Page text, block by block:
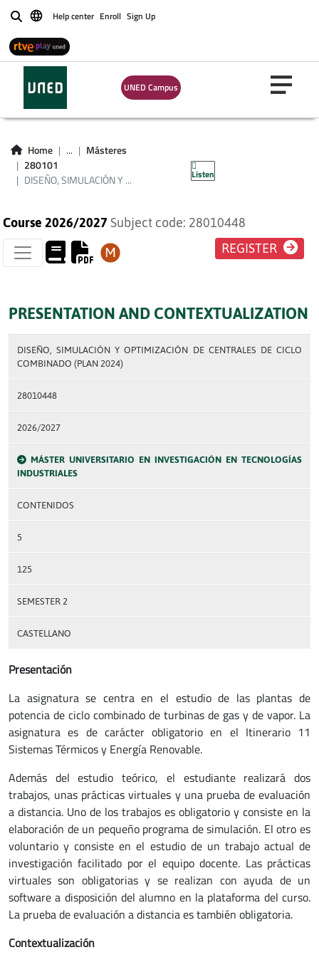
BuscarHelp center Enroll Sign Up
UNED Campus
Home ...
Másteres
280101
DISEÑO, SIMULACIÓN Y ...
Listen
SIMULACIÓN Y
OPTIMIZACIÓN DE
CENTRALES DE
CICLO COMBINADO
(PLAN 2024)
Course 2026/2027 Subject code: 28010448
REGISTER
PRESENTATION AND CONTEXTUALIZATION
DISEÑO, SIMULACIÓN Y OPTIMIZACIÓN DE CENTRALES DE CICLO
COMBINADO (PLAN 2024)
28010448
2026/2027
MÁSTER UNIVERSITARIO EN INVESTIGACIÓN EN TECNOLOGÍAS
INDUSTRIALES
CONTENIDOS
5
125
SEMESTER 2
CASTELLANO
Presentación
La asignatura se centra en el estudio de las plantas de
potencia de ciclo combinado de turbinas de gas y de vapor. La
asignatura es de carácter obligatorio en el Itinerario 11
Sistemas Térmicos y Energía Renovable.
Además del estudio teórico, el estudiante realizará dos
trabajos, unas prácticas virtuales y una prueba de evaluación
a distancia. Uno de los trabajos es obligatorio y consiste en la
elaboración de un pequeño programa de simulación. El otro es
voluntario y consiste en el estudio de un trabajo actual de
investigación facilitado por el equipo docente. Las prácticas
virtuales son obligatorias y se realizan con ayuda de un
software a disposición del alumno en la plataforma del curso.
La prueba de evaluación a distancia es también obligatoria.
Contextualización